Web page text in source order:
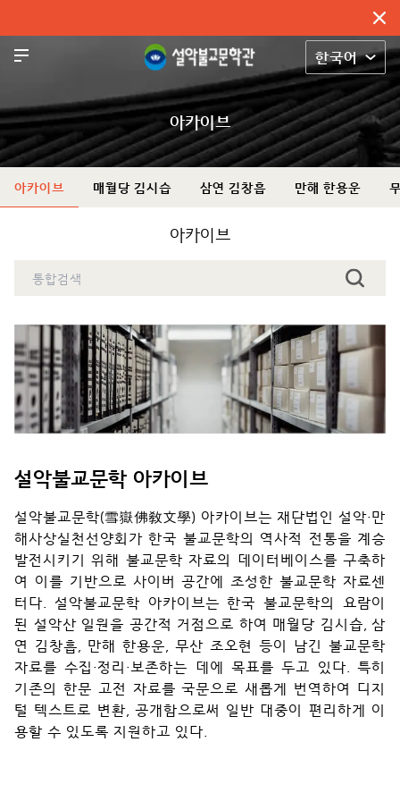
카
브
만
관
산
기
념
관
공
사
항
행
사
안
내
문
의
한국어
아카이브
아카이브 매월당 김시습 삼연 김창흡 만해 한용운
아카이브
설악불교문학 아카이브
설악불교문학(雪嶽佛敎文學) 아카이브는 재단법인 설악·만
해사상실천선양회가 한국 불교문학의 역사적 전통을 계승
발전시키기 위해 불교문학 자료의 데이터베이스를 구축하
여 이를 기반으로 사이버 공간에 조성한 불교문학 자료센
터다. 설악불교문학 아카이브는 한국 불교문학의 요람이
된 설악산 일원을 공간적 거점으로 하여 매월당 김시습, 삼
연 김창흡, 만해 한용운, 무산 조오현 등이 남긴 불교문학
자료를 수집·정리·보존하는 데에 목표를 두고 있다. 특히
기존의 한문 고전 자료를 국문으로 새롭게 번역하여 디지
털 텍스트로 변환, 공개함으로써 일반 대중이 편리하게 이
용할 수 있도록 지원하고 있다.